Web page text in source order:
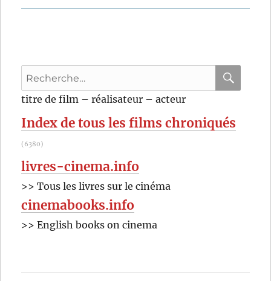
Recherche
pour
:
titre de film – réalisateur – acteur
Index de tous les films chroniqués
(6380)
livres-cinema.info
>> Tous les livres sur le cinéma
cinemabooks.info
>> English books on cinema